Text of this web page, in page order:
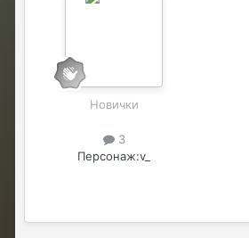
Новички
3
Персонаж:v_